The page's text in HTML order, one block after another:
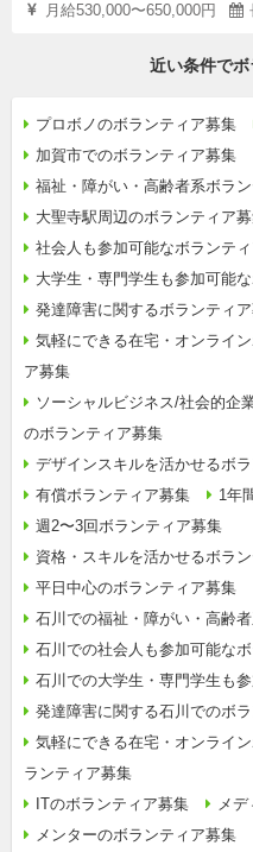
月給530,000〜650,000円
近い条件で
プロボノのボランティア募集
加賀市でのボランティア募集
福祉・障がい・高齢者系ボラ
大聖寺駅周辺のボランティア
社会人も参加可能なボランテ
大学生・専門学生も参加可能
発達障害に関するボランティ
気軽にできる在宅・オンライ
ア募集
ソーシャルビジネス/社会的企
のボランティア募集
デザインスキルを活かせるボ
有償ボランティア募集
1年
週2〜3回ボランティア募集
資格・スキルを活かせるボラ
平日中心のボランティア募集
石川での福祉・障がい・高齢
石川での社会人も参加可能な
石川での大学生・専門学生も
発達障害に関する石川でのボ
気軽にできる在宅・オンライ
ランティア募集
ITのボランティア募集
メ
メンターのボランティア募集